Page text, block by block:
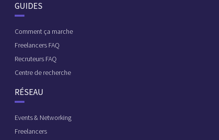
GUIDES
Comment ça marche
Freelancers FAQ
Recruteurs FAQ
Centre de recherche
RÉSEAU
Events & Networking
Freelancers